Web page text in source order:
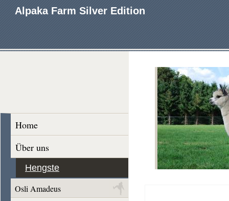
Alpaka Farm Silver Edition
Home
Über uns
Hengste
Osli Amadeus